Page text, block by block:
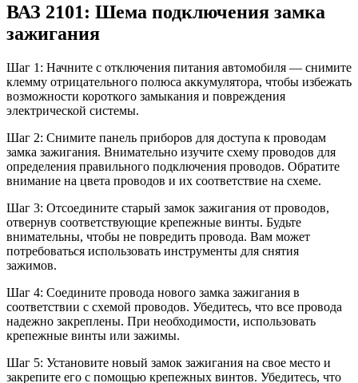
ВАЗ 2101: Шема подключения замка
зажигания
Шаг 1: Начните с отключения питания автомобиля — снимите
клемму отрицательного полюса аккумулятора, чтобы избежать
возможности короткого замыкания и повреждения
электрической системы.
Шаг 2: Снимите панель приборов для доступа к проводам
замка зажигания. Внимательно изучите схему проводов для
определения правильного подключения проводов. Обратите
внимание на цвета проводов и их соответствие на схеме.
Шаг 3: Отсоедините старый замок зажигания от проводов,
отвернув соответствующие крепежные винты. Будьте
внимательны, чтобы не повредить провода. Вам может
потребоваться использовать инструменты для снятия
зажимов.
Шаг 4: Соедините провода нового замка зажигания в
соответствии с схемой проводов. Убедитесь, что все провода
надежно закреплены. При необходимости, использовать
крепежные винты или зажимы.
Шаг 5: Установите новый замок зажигания на свое место и
закрепите его с помощью крепежных винтов. Убедитесь, что